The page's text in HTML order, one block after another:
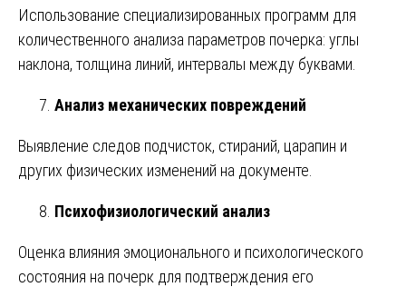
Использование специализированных программ для
количественного анализа параметров почерка: углы
наклона, толщина линий, интервалы между буквами.
Анализ механических повреждений
Выявление следов подчисток, стираний, царапин и
других физических изменений на документе.
Психофизиологический анализ
Оценка влияния эмоционального и психологического
состояния на почерк для подтверждения его